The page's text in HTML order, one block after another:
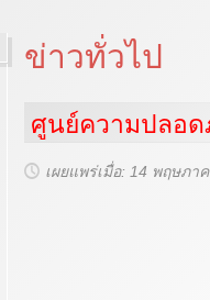
ข่าวทั่วไป
ศูนย์ความปลอด
เผยแพร่เมื่อ: 14 พฤษภา